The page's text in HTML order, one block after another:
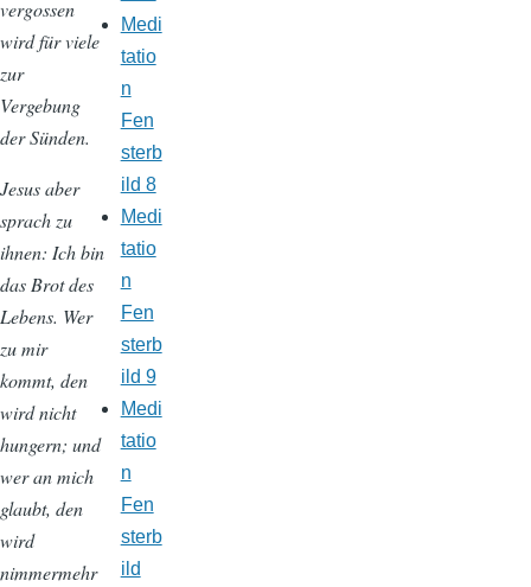
vergossen
wird für viele
zur
Vergebung
der Sünden.
Jesus aber
sprach zu
ihnen: Ich bin
das Brot des
Lebens. Wer
zu mir
kommt, den
wird nicht
hungern; und
wer an mich
glaubt, den
wird
nimmermehr
Medi
tatio
n
Fen
sterb
ild 8
Medi
tatio
n
Fen
sterb
ild 9
Medi
tatio
n
Fen
sterb
ild